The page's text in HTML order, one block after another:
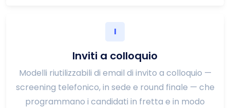
I
Inviti a colloquio
Modelli riutilizzabili di email di invito a colloquio —
screening telefonico, in sede e round finale — che
programmano i candidati in fretta e in modo